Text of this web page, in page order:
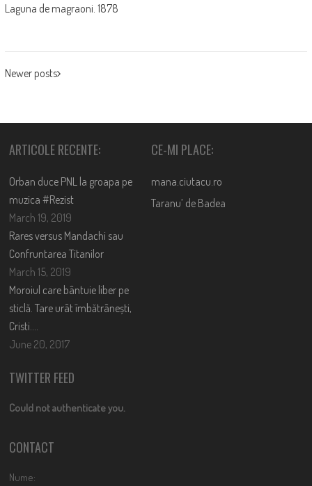
Laguna de magraoni. 1878
POSTS
Newer posts
ARTICOLE RECENTE:
Orban duce PNL la groapa pe
muzica #Rezist
March 19, 2019
Rares versus Mandachi sau
Confruntarea Titanilor
March 15, 2019
Moroiul care bântuie liber pe
sticlă. Tare urât îmbătrânești,
Cristi….
June 20, 2017
CE-MI PLACE:
mana.ciutacu.ro
Taranu’ de Badea
TWITTER FEED
Could not authenticate you.
CONTACT
Nume: